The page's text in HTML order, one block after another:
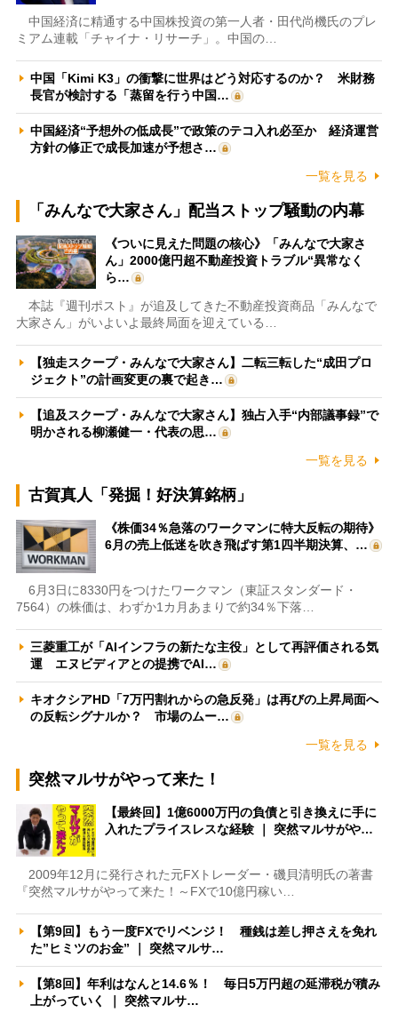
中国経済に精通する中国株投資の第一人者・田代尚機氏のプレ
ミアム連載「チャイナ・リサーチ」。中国の…
中国「Kimi K3」の衝撃に世界はどう対応するのか？ 米財務
長官が検討する「蒸留を行う中国…
中国経済“予想外の低成長”で政策のテコ入れ必至か 経済運営
方針の修正で成長加速が予想さ…
一覧を見る
「みんなで大家さん」配当ストップ騒動の内幕
《ついに見えた問題の核心》「みんなで大家さ
ん」2000億円超不動産投資トラブル“異常なく
ら…
本誌『週刊ポスト』が追及してきた不動産投資商品「みんなで
大家さん」がいよいよ最終局面を迎えている…
【独走スクープ・みんなで大家さん】二転三転した“成田プロ
ジェクト”の計画変更の裏で起き…
【追及スクープ・みんなで大家さん】独占入手“内部議事録”で
明かされる柳瀬健一・代表の思…
一覧を見る
古賀真人「発掘！好決算銘柄」
《株価34％急落のワークマンに特大反転の期待》
6月の売上低迷を吹き飛ばす第1四半期決算、…
6月3日に8330円をつけたワークマン（東証スタンダード・
7564）の株価は、わずか1カ月あまりで約34％下落…
三菱重工が「AIインフラの新たな主役」として再評価される気
運 エヌビディアとの提携でAI…
キオクシアHD「7万円割れからの急反発」は再びの上昇局面へ
の反転シグナルか？ 市場のムー…
一覧を見る
突然マルサがやって来た！
【最終回】1億6000万円の負債と引き換えに手に
入れたプライスレスな経験 ｜ 突然マルサがや…
2009年12月に発行された元FXトレーダー・磯貝清明氏の著書
『突然マルサがやって来た！～FXで10億円稼い…
【第9回】もう一度FXでリベンジ！ 種銭は差し押さえを免れ
た”ヒミツのお金” ｜ 突然マルサ…
【第8回】年利はなんと14.6％！ 毎日5万円超の延滞税が積み
上がっていく ｜ 突然マルサ…